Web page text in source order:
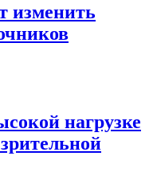
изменить
нагрузке